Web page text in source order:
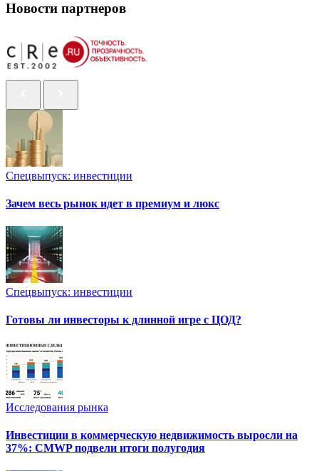
Новости партнеров
Спецвыпуск: инвестиции
Зачем весь рынок идет в премиум и люкс
Спецвыпуск: инвестиции
Готовы ли инвесторы к длинной игре с ЦОД?
Исследования рынка
Инвестиции в коммерческую недвижимость выросли на
37%: CMWP подвели итоги полугодия